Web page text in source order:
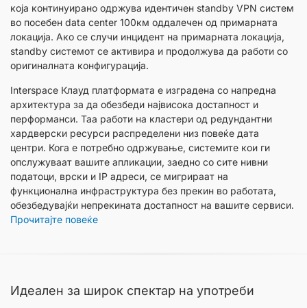
која континуирано одржува идентичен standby VPN систем
во посебен data center 100км оддалечен од примарната
локација. Ако се случи инцидент на примарната локација,
standby системот се активира и продолжува да работи со
оригиналната конфигурација.
Interspace Клауд платформата е изградена со напредна
архитектура за да обезбеди највисока достапност и
перформанси. Таа работи на кластери од редундантни
хардверски ресурси распределени низ повеќе дата
центри. Кога е потребно одржување, системите кои ги
опслужуваат вашите апликации, заедно со сите нивни
податоци, врски и IP адреси, се мигрираат на
функционална инфраструктура без прекин во работата,
обезбедувајќи непрекината достапност на вашите сервиси.
Прочитајте повеќе
Идеален за широк спектар на употреби